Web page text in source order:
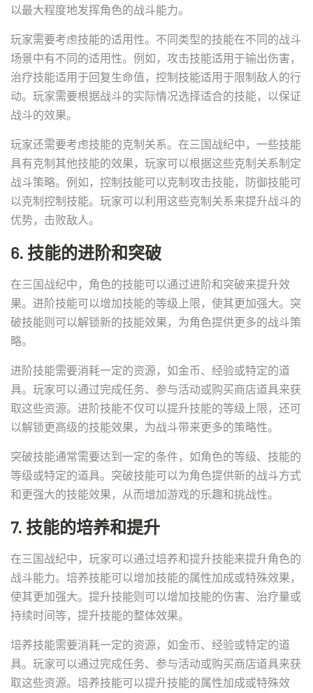
以最大程度地发挥角色的战斗能力。
玩家需要考虑技能的适用性。不同类型的技能在不同的战斗
场景中有不同的适用性。例如，攻击技能适用于输出伤害，
治疗技能适用于回复生命值，控制技能适用于限制敌人的行
动。玩家需要根据战斗的实际情况选择适合的技能，以保证
战斗的效果。
玩家还需要考虑技能的克制关系。在三国战纪中，一些技能
具有克制其他技能的效果，玩家可以根据这些克制关系制定
战斗策略。例如，控制技能可以克制攻击技能，防御技能可
以克制控制技能。玩家可以利用这些克制关系来提升战斗的
优势，击败敌人。
6. 技能的进阶和突破
在三国战纪中，角色的技能可以通过进阶和突破来提升效
果。进阶技能可以增加技能的等级上限，使其更加强大。突
破技能则可以解锁新的技能效果，为角色提供更多的战斗策
略。
进阶技能需要消耗一定的资源，如金币、经验或特定的道
具。玩家可以通过完成任务、参与活动或购买商店道具来获
取这些资源。进阶技能不仅可以提升技能的等级上限，还可
以解锁更高级的技能效果，为战斗带来更多的策略性。
突破技能通常需要达到一定的条件，如角色的等级、技能的
等级或特定的道具。突破技能可以为角色提供新的战斗方式
和更强大的技能效果，从而增加游戏的乐趣和挑战性。
7. 技能的培养和提升
在三国战纪中，玩家可以通过培养和提升技能来提升角色的
战斗能力。培养技能可以增加技能的属性加成或特殊效果，
使其更加强大。提升技能则可以增加技能的伤害、治疗量或
持续时间等，提升技能的整体效果。
培养技能需要消耗一定的资源，如金币、经验或特定的道
具。玩家可以通过完成任务、参与活动或购买商店道具来获
取这些资源。培养技能可以提升技能的属性加成或特殊效